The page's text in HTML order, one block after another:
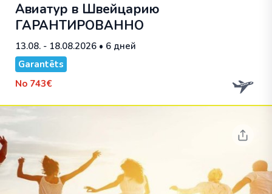
Авиатур в Швейцарию
ГАРАНТИРОВАННО
13.08. - 18.08.2026 • 6 дней
Garantēts
No 743€